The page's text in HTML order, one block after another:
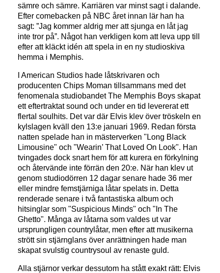
sämre och sämre. Karriären var minst sagt i dalande.
Efter comebacken på NBC året innan lär han ha
sagt: ”Jag kommer aldrig mer att sjunga en låt jag
inte tror på”. Något han verkligen kom att leva upp till
efter att kläckt idén att spela in en ny studioskiva
hemma i Memphis.
I American Studios hade låtskrivaren och
producenten Chips Moman tillsammans med det
fenomenala studiobandet The Memphis Boys skapat
ett eftertraktat sound och under en tid levererat ett
flertal soulhits. Det var där Elvis klev över tröskeln en
kylslagen kväll den 13:e januari 1969. Redan första
natten spelade han in mästerverken "Long Black
Limousine" och "Wearin’ That Loved On Look". Han
tvingades dock snart hem för att kurera en förkylning
och återvände inte förrän den 20:e. När han klev ut
genom studiodörren 12 dagar senare hade 36 mer
eller mindre femstjärniga låtar spelats in. Detta
renderade senare i två fantastiska album och
hitsinglar som "Suspicious Minds" och "In The
Ghetto". Många av låtarna som valdes ut var
ursprungligen countrylåtar, men efter att musikerna
strött sin stjärnglans över anrättningen hade man
skapat svulstig countrysoul av renaste guld.
Alla stjärnor verkar dessutom ha stått exakt rätt: Elvis